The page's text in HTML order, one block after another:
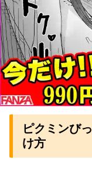
ピクミンび
け方